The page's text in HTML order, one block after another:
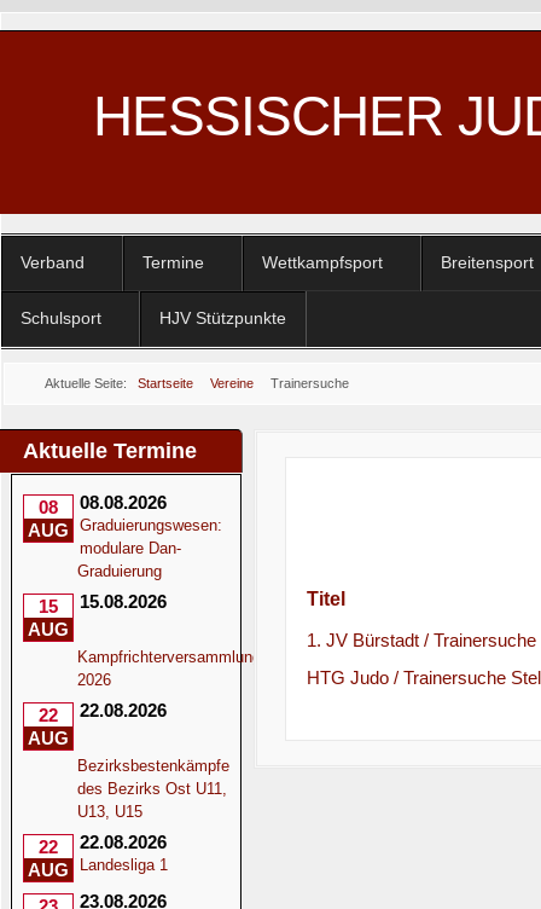
HESSISCHER
Verband Termine Wettkampfsport Breitensport
Schulsport HJV Stützpunkte
Aktuelle Seite: Startseite Vereine Trainersuche
Aktuelle Termine
08
AUG
08.08.2026
Graduierungswesen:
modulare Dan-
Graduierung
15
AUG
15.08.2026
Kampfrichterversammlung
2026
22
AUG
22.08.2026
Bezirksbestenkämpfe
des Bezirks Ost U11,
U13, U15
22
AUG
22.08.2026
Landesliga 1
23.08.2026
Titel
1. JV Bürstadt /
HTG Judo / Trainersuche